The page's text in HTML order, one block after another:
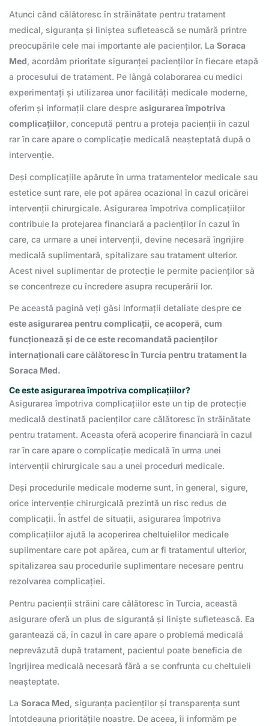
Atunci când călătoresc în străinătate pentru tratament
medical, siguranța și liniștea sufletească se numără printre
preocupările cele mai importante ale pacienților. La Soraca
Med, acordăm prioritate siguranței pacienților în fiecare etapă
a procesului de tratament. Pe lângă colaborarea cu medici
experimentați și utilizarea unor facilități medicale moderne,
oferim și informații clare despre asigurarea împotriva
complicațiilor, concepută pentru a proteja pacienții în cazul
rar în care apare o complicație medicală neașteptată după o
intervenție.
Deși complicațiile apărute în urma tratamentelor medicale sau
estetice sunt rare, ele pot apărea ocazional în cazul oricărei
intervenții chirurgicale. Asigurarea împotriva complicațiilor
contribuie la protejarea financiară a pacienților în cazul în
care, ca urmare a unei intervenții, devine necesară îngrijire
medicală suplimentară, spitalizare sau tratament ulterior.
Acest nivel suplimentar de protecție le permite pacienților să
se concentreze cu încredere asupra recuperării lor.
Pe această pagină veți găsi informații detaliate despre ce
este asigurarea pentru complicații, ce acoperă, cum
funcționează și de ce este recomandată pacienților
internaționali care călătoresc în Turcia pentru tratament la
Soraca Med.
Ce este asigurarea împotriva complicațiilor?
Asigurarea împotriva complicațiilor este un tip de protecție
medicală destinată pacienților care călătoresc în străinătate
pentru tratament. Aceasta oferă acoperire financiară în cazul
rar în care apare o complicație medicală în urma unei
intervenții chirurgicale sau a unei proceduri medicale.
Deși procedurile medicale moderne sunt, în general, sigure,
orice intervenție chirurgicală prezintă un risc redus de
complicații. În astfel de situații, asigurarea împotriva
complicațiilor ajută la acoperirea cheltuielilor medicale
suplimentare care pot apărea, cum ar fi tratamentul ulterior,
spitalizarea sau procedurile suplimentare necesare pentru
rezolvarea complicației.
Pentru pacienții străini care călătoresc în Turcia, această
asigurare oferă un plus de siguranță și liniște sufletească. Ea
garantează că, în cazul în care apare o problemă medicală
neprevăzută după tratament, pacientul poate beneficia de
îngrijirea medicală necesară fără a se confrunta cu cheltuieli
neașteptate.
La Soraca Med, siguranța pacienților și transparența sunt
întotdeauna prioritățile noastre. De aceea, îi informăm pe